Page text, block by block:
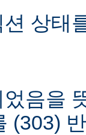
상태
음을
(303)